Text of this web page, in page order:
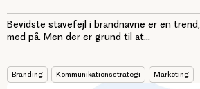
Bevidste stavefejl i brandnavne er en
med på. Men der er grund til at...
Branding Kommunikationsstrategi Marketing